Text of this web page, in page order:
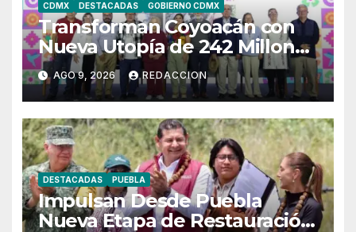
CDMX DESTACADAS GOBIERNO CDMX
Transforman Coyoacán con
Nueva Utopía de 242 Millones
de Pesos
AGO 9, 2026 REDACCION
DESTACADAS PUEBLA
Impulsan Desde Puebla
Nueva Etapa de Restauración